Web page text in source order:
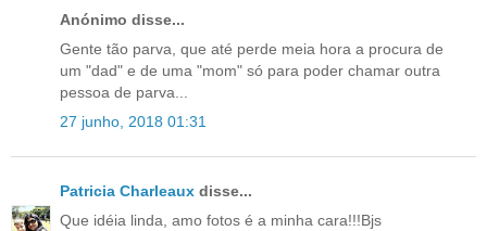
Anónimo disse...
Gente tão parva, que até perde meia hora a procura de
um "dad" e de uma "mom" só para poder chamar outra
pessoa de parva...
27 junho, 2018 01:31
Patricia Charleaux disse...
Que idéia linda, amo fotos é a minha cara!!!Bjs